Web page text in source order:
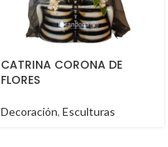
CATRINA CORONA DE
FLORES
Decoración, Esculturas